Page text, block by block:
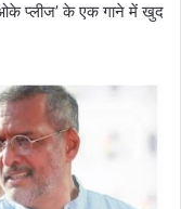
ओके प्‍लीज’ के एक गाने में खुद